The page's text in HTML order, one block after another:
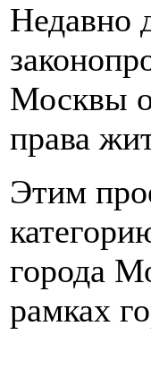
Недавно
Москвы
права
Этим
города
рамках